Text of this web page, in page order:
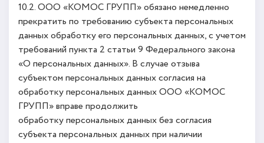
10.2. ООО «КОМОС ГРУПП» обязано немедленно
прекратить по требованию субъекта персональных
данных обработку его персональных данных, с учетом
требований пункта 2 статьи 9 Федерального закона
«О персональных данных». В случае отзыва
субъектом персональных данных согласия на
обработку персональных данных ООО «КОМОС
ГРУПП» вправе продолжить
обработку персональных данных без согласия
субъекта персональных данных при наличии